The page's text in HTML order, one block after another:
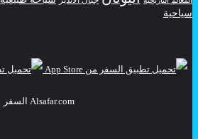
سياحية
Alsafar.com السفر